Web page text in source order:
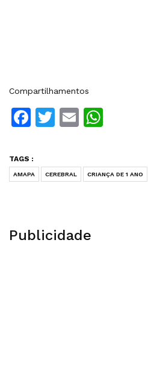
Compartilhamentos
Facebook
Twitter
Email
TAGS :
AMAPA CEREBRAL CRIANÇA DE 1 ANO
Publicidade